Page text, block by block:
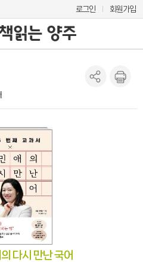
로그인 회원가입
다시 만난 국어